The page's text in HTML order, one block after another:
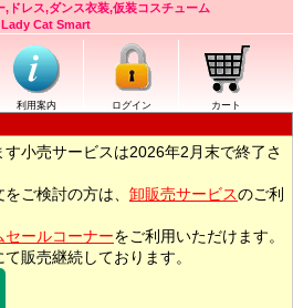
,ドレス,ダンス衣装,仮装コスチューム
Lady Cat Smart
利用案内 ログイン カート
小売サービスは2026年2月末で終了さ
ご検討の方は、 卸販売サービスのご利
セールコーナーをご利用いただけます。
販売継続しております。